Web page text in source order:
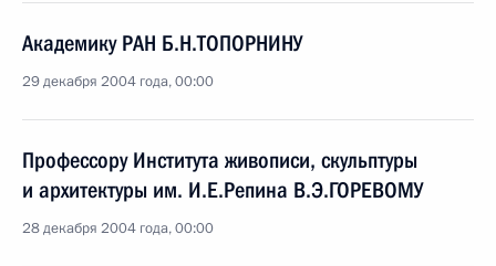
Академику РАН Б.Н.ТОПОРНИНУ
29 декабря 2004 года, 00:00
Профессору Института живописи, скульптуры
и архитектуры им. И.Е.Репина В.Э.ГОРЕВОМУ
28 декабря 2004 года, 00:00